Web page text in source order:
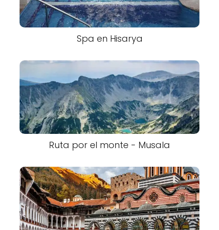
Spa en Hisarya
Ruta por el monte - Musala